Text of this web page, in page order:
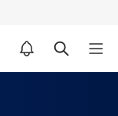
알림설정 바로가기 검색 바로가기 메뉴 열기